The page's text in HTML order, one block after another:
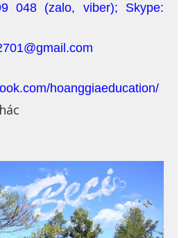
048 (zalo, viber); Skype:
hoanggiaeducation/